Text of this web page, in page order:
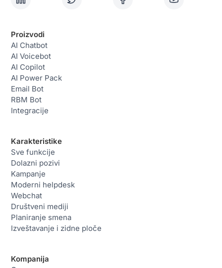
Proizvodi
AI Chatbot
AI Voicebot
AI Copilot
AI Power Pack
Email Bot
RBM Bot
Integracije
Karakteristike
Sve funkcije
Dolazni pozivi
Kampanje
Moderni helpdesk
Webchat
Društveni mediji
Planiranje smena
Izveštavanje i zidne ploče
Kompanija